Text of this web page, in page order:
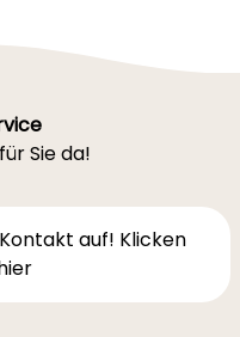
Sie da!
auf! Klicken